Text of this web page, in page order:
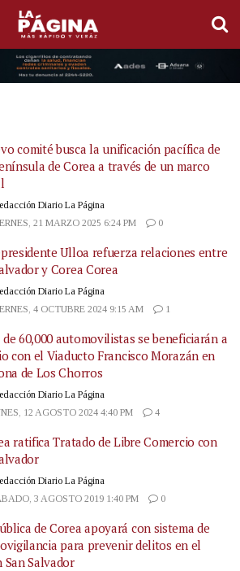
comité busca la unificación pacífica de
de Corea a través de un marco
Diario La Página
21 MARZO 2025 6:24 PM
0
Ulloa refuerza relaciones entre
y Corea Corea
Diario La Página
4 OCTUBRE 2024 9:15 AM
1
de 60,000 automovilistas se beneficiarán a
con el Viaducto Francisco Morazán en
de Los Chorros
Diario La Página
12 AGOSTO 2024 4:40 PM
4
ratifica Tratado de Libre Comercio con
Diario La Página
3 AGOSTO 2019 1:40 PM
0
de Corea apoyará con sistema de
para prevenir delitos en el
San Salvador